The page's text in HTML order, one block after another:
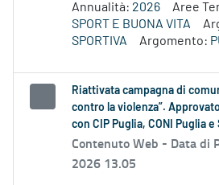
Annualità: 2026 Aree
SPORT E BUONA VITA
SPORTIVA
Argomento:
Riattivata campagna di
contro la violenza”.
con CIP Puglia, CONI Puglia
Contenuto Web - Data di
2026 13.05